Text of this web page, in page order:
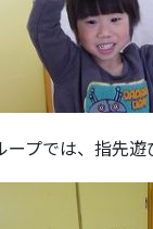
ープでは、指先